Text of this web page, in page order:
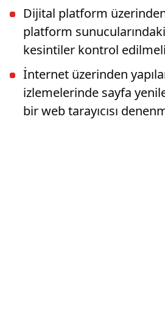
Dijital platform
platform
kesintiler kontrol
İnternet üzerinden
izlemelerinde sayfa
bir web tarayıcısı